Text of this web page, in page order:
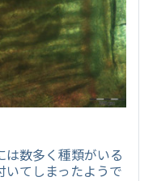
数多く種類がいる
いてしまったようで